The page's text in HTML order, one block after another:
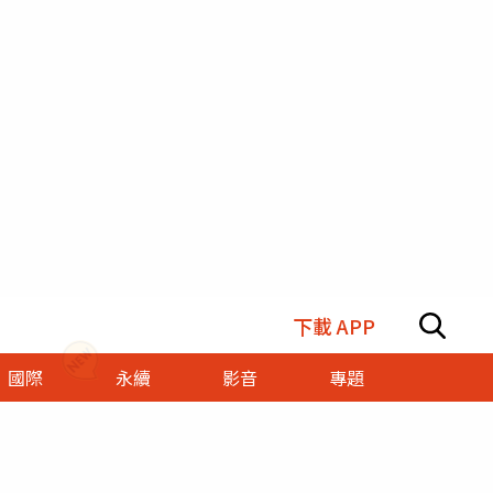
下載 APP
國際 永續 影音
專題